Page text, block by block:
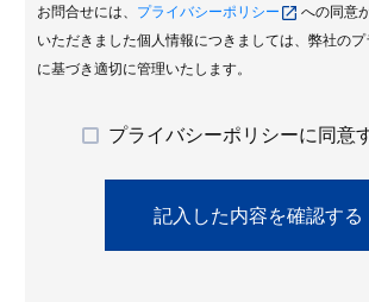
お問合せには、 プライバシーポリシー
への同意
いただきました個人情報につきましては、弊社の
に基づき適切に管理いたします。
プライバシーポリシーに同意